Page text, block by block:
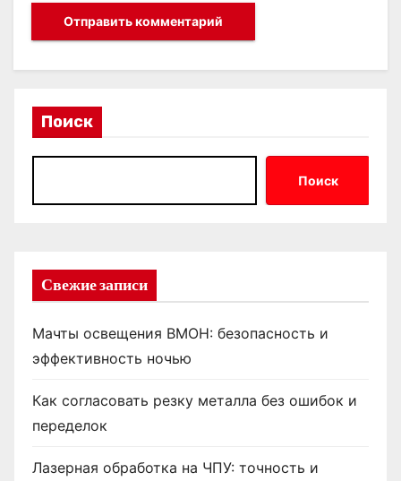
Поиск
Поиск
Свежие записи
Мачты освещения ВМОН: безопасность и
эффективность ночью
Как согласовать резку металла без ошибок и
переделок
Лазерная обработка на ЧПУ: точность и